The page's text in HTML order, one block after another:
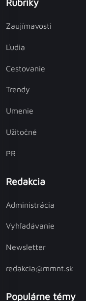
Zaujímavosti
Ľudia
Cestovanie
Trendy
Umenie
Užitočné
PR
Redakcia
Administrácia
Vyhľadávanie
Newsletter
redakcia@mmnt.sk
Populárne témy